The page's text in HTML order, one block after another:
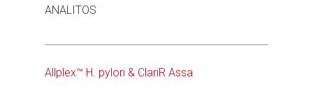
ANALITOS
Allplex™ H. pylori & ClariR Assa